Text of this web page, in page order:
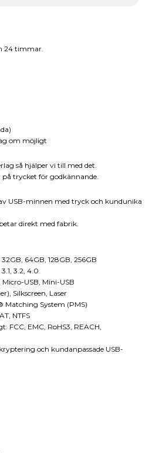
24 timmar.
om möjligt
så hjälper vi till med det.
trycket för godkännande.
USB-minnen med tryck och kundunika
direkt med fabrik.
64GB, 128GB, 256GB
3.2, 4.0
USB, Mini-USB
Silkscreen, Laser
Matching System (PMS)
NTFS
FCC, EMC, RoHS3, REACH,
och kundanpassade USB-